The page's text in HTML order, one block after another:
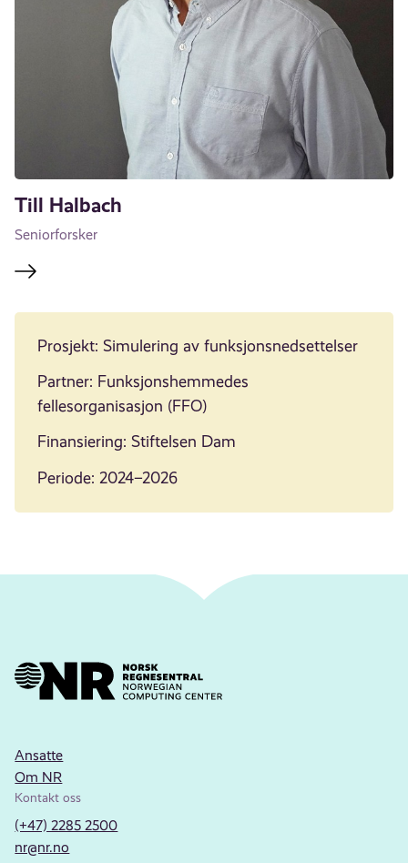
Till Halbach
Seniorforsker
Prosjekt: Simulering av funksjonsnedsettelser
Partner: Funksjonshemmedes
fellesorganisasjon (FFO)
Finansiering: Stiftelsen Dam
Periode: 2024–2026
Ansatte
Om NR
Kontakt oss
(+47) 2285 2500
nr@nr.no